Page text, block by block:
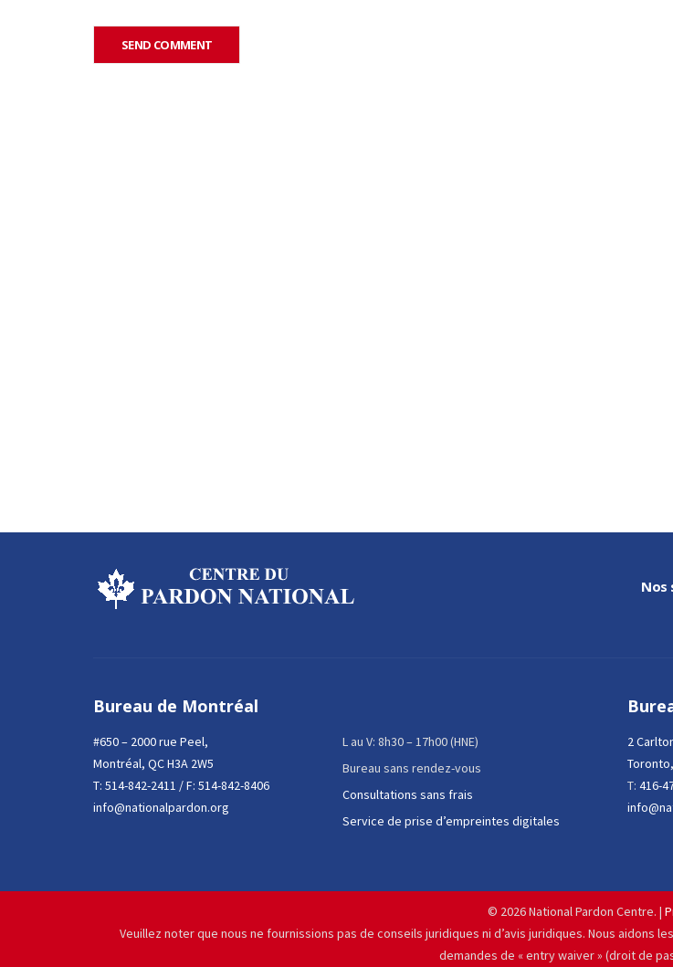
Nos
Bureau de Montréal
#650 – 2000 rue Peel,
Montréal, QC H3A 2W5
T: 514-842-2411 / F: 514-842-8406
info@nationalpardon.org
L au V: 8h30 – 17h00 (HNE)
Bureau sans rendez-vous
Consultations sans frais
Service de prise d’empreintes digitales
2
T: 416-
© 2026 National Pardon Centre. |
Veuillez noter que nous ne fournissions pas de conseils juridiques ni d’avis juridiques. Nous
demandes de « entry waiver » (droit de